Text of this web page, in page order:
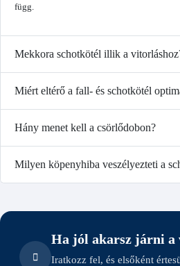
függ.
Mekkora schotkötél illik a
Miért eltérő a fall- és schotkötél
Hány menet kell a csörlődobon?
Milyen köpenyhiba veszélyezteti a
Ha jól akarsz járni a
Iratkozz fel, és elsőként